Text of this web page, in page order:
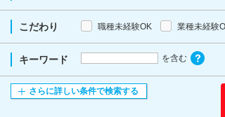
こだわり 職種未経験OK 業種未経験
キーワード を含む
さらに詳しい条件で検索する